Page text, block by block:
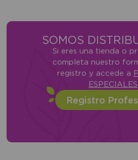
SOMOS
Si eres una tienda o
completa nuestro
registro y accede a
ESPECIALES
Registro